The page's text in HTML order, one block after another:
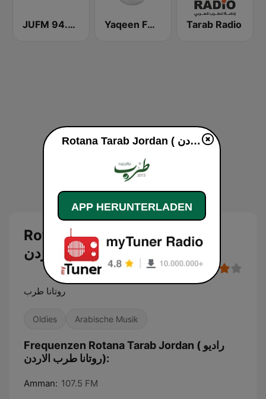
JUFM 94.9 (إذاعة الجامعة الأردنية) Yaqeen FM 103.7 (يقين) Tarab Radio
Rotana Tarab Jordan ( راديو
روتانا طرب
Oldies Arabische Musik
Frequenzen Rotana Tarab Jordan ( راديو
روتانا طرب الاردن):
Amman: 107.5 FM
Rotana Tarab Jordan ( راديو روتانا طرب الاردن) live
APP HERUNTERLADEN